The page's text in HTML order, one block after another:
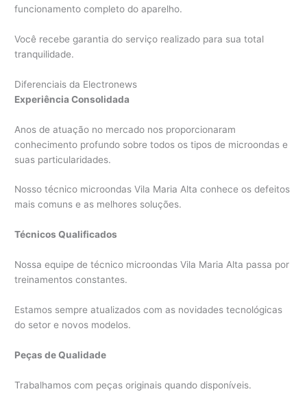
funcionamento completo do aparelho.
Você recebe garantia do serviço realizado para sua total
tranquilidade.
Diferenciais da Electronews
Experiência Consolidada
Anos de atuação no mercado nos proporcionaram
conhecimento profundo sobre todos os tipos de microondas e
suas particularidades.
Nosso técnico microondas Vila Maria Alta conhece os defeitos
mais comuns e as melhores soluções.
Técnicos Qualificados
Nossa equipe de técnico microondas Vila Maria Alta passa por
treinamentos constantes.
Estamos sempre atualizados com as novidades tecnológicas
do setor e novos modelos.
Peças de Qualidade
Trabalhamos com peças originais quando disponíveis.